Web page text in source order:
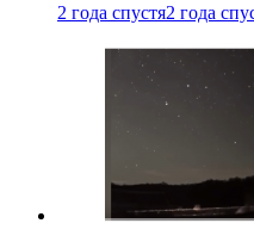
2 года спустя2 года